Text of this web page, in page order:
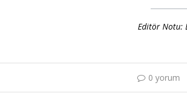
Editör Notu:
0 yorum